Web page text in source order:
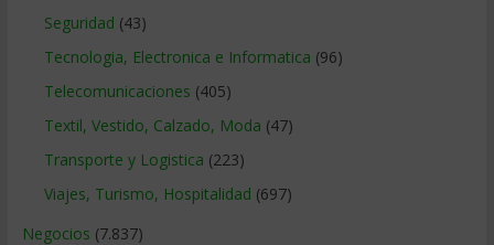
Seguridad (43)
Tecnologia, Electronica e Informatica (96)
Telecomunicaciones (405)
Textil, Vestido, Calzado, Moda (47)
Transporte y Logistica (223)
Viajes, Turismo, Hospitalidad (697)
Negocios (7.837)